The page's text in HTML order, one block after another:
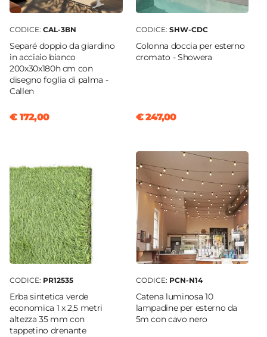
CODICE: CAL-3BN
Separé doppio da giardino
in acciaio bianco
200x30x180h cm con
disegno foglia di palma -
Callen
€ 172,00
CODICE: SHW-CDC
Colonna doccia per esterno
cromato - Showera
€ 247,00
CODICE: PR12535
Erba sintetica verde
economica 1 x 2,5 metri
altezza 35 mm con
tappetino drenante
CODICE: PCN-N14
Catena luminosa 10
lampadine per esterno da
5m con cavo nero